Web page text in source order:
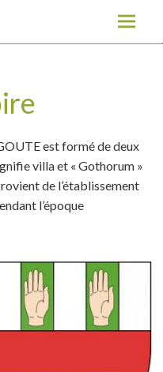
est formé de deux
villa et « Gothorum »
de l’établissement
l’époque